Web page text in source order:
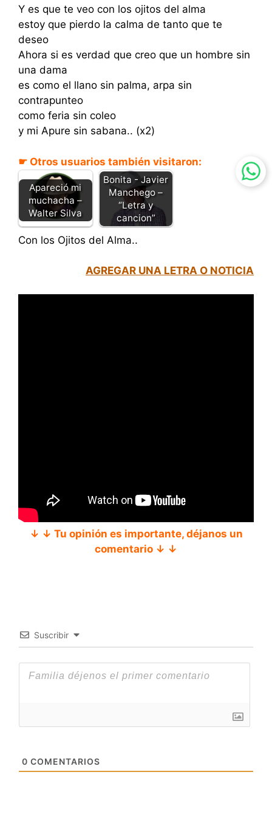
Y es que te veo con los ojitos del alma
estoy que pierdo la calma de tanto que te
deseo
Ahora si es verdad que creo que un hombre sin
una dama
es como el llano sin palma, arpa sin
contrapunteo
como feria sin coleo
y mi Apure sin sabana.. (x2)
☛ Otros usuarios también visitaron:
Apareció mi
muchacha –
Walter Silva
Bonita - Javier
Manchego –
“Letra y
cancion”
Con los Ojitos del Alma..
AGREGAR UNA LETRA O NOTICIA
↓ ↓ Tu opinión es importante, déjanos un
comentario ↓ ↓
Suscribir
0 COMENTARIOS